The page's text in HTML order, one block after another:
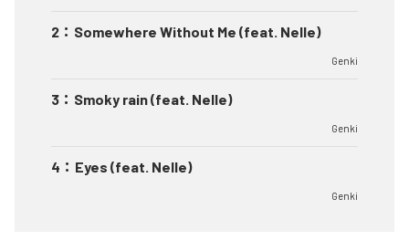
2 ： Somewhere Without Me (feat. Nelle)
Genki
3 ： Smoky rain (feat. Nelle)
Genki
4 ： Eyes (feat. Nelle)
Genki